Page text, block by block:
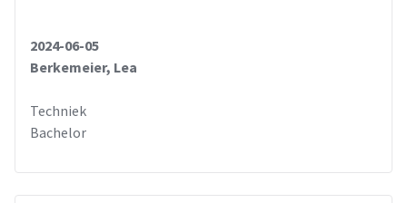
2024-06-05
Berkemeier, Lea
Techniek
Bachelor